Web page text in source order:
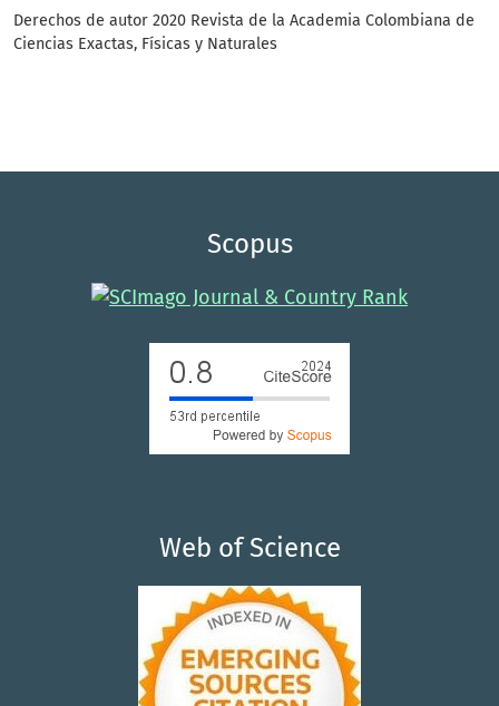
Derechos de autor 2020 Revista de la Academia Colombiana de
Ciencias Exactas, Físicas y Naturales
Scopus
Web of Science